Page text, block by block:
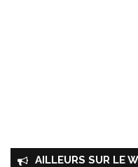
AILLEURS SUR LE